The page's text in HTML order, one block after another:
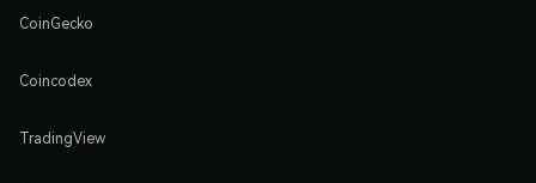
CoinGecko
Coincodex
TradingView